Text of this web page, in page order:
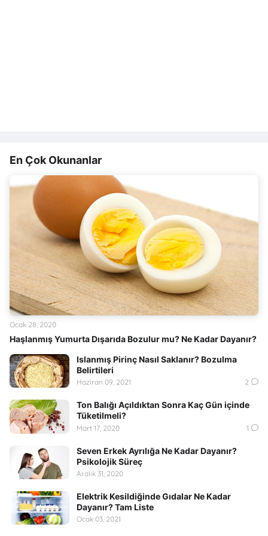
En Çok Okunanlar
Haşlanmış Yumurta Dışarıda Bozulur mu? Ne Kadar Dayanır?
Ocak 28, 2020
Islanmış Pirinç Nasıl Saklanır? Bozulma
Belirtileri
Haziran 09, 2021 2
Ton Balığı Açıldıktan Sonra Kaç Gün içinde
Tüketilmeli?
Mart 17, 2020 1
Seven Erkek Ayrılığa Ne Kadar Dayanır?
Psikolojik Süreç
Aralık 31, 2020
Elektrik Kesildiğinde Gıdalar Ne Kadar
Dayanır? Tam Liste
Ocak 03, 2021